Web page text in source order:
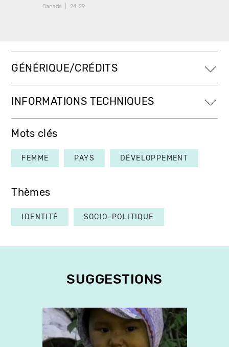
Canada
24:29
GÉNÉRIQUE/CRÉDITS
INFORMATIONS TECHNIQUES
Mots clés
FEMME PAYS DÉVELOPPEMENT
Thèmes
IDENTITÉ SOCIO-POLITIQUE
SUGGESTIONS